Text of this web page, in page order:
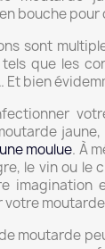
bouche
sont
que les
bien
jaune,
moulue. À
le vin ou le
imagination
votre
moutarde